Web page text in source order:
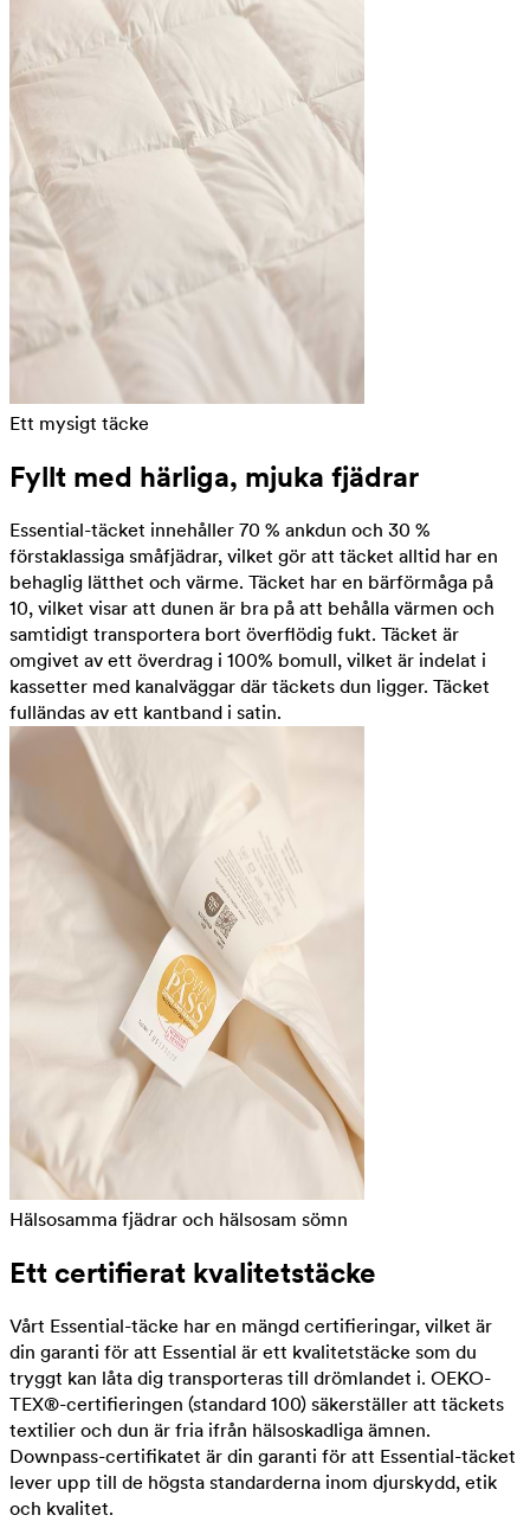
Ett mysigt täcke
Fyllt med härliga, mjuka fjädrar
Essential-täcket innehåller 70 % ankdun och 30 %
förstaklassiga småfjädrar, vilket gör att täcket alltid har en
behaglig lätthet och värme. Täcket har en bärförmåga på
10, vilket visar att dunen är bra på att behålla värmen och
samtidigt transportera bort överflödig fukt. Täcket är
omgivet av ett överdrag i 100% bomull, vilket är indelat i
kassetter med kanalväggar där täckets dun ligger. Täcket
fulländas av ett kantband i satin.
Hälsosamma fjädrar och hälsosam sömn
Ett certifierat kvalitetstäcke
Vårt Essential-täcke har en mängd certifieringar, vilket är
din garanti för att Essential är ett kvalitetstäcke som du
tryggt kan låta dig transporteras till drömlandet i. OEKO-
TEX®-certifieringen (standard 100) säkerställer att täckets
textilier och dun är fria ifrån hälsoskadliga ämnen.
Downpass-certifikatet är din garanti för att Essential-täcket
lever upp till de högsta standarderna inom djurskydd, etik
och kvalitet.